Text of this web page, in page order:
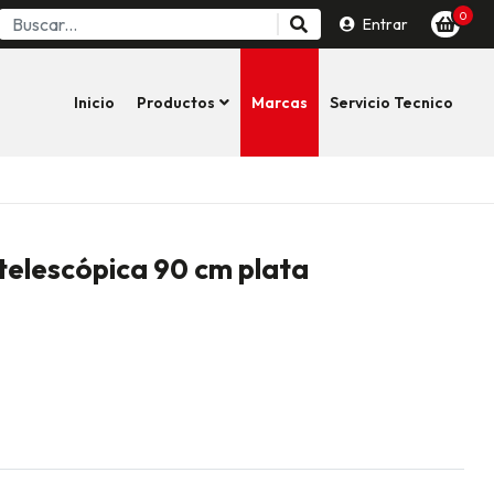
Entrar 0
Inicio Productos Marcas Servicio Tecnico
90 cm plata